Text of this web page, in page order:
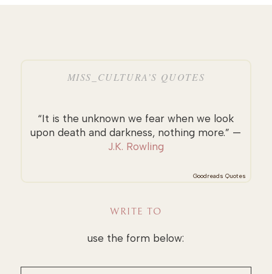
MISS_CULTURA’S QUOTES
“It is the unknown we fear when we look
upon death and darkness, nothing more.” —
J.K. Rowling
Goodreads Quotes
WRITE TO
use the form below: